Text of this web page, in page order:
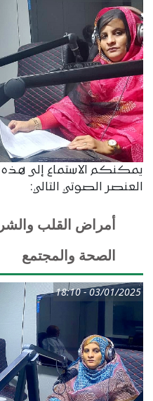
يمكنكم الاستماع إلى هذه
العنصر الصوتي التالي:
أمراض القلب
الصحة والمجتمع
03/01/2025 - 18:10